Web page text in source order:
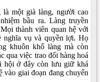
một già làng, người cao
bầu ra. Làng truyền
thành viên quan hệ với
nghĩa vụ và quyền lợi. Họ
khuôn khổ làng mà còn
qua việc trao đổi hàng hoá
hội ở đây còn lưu giữ khá
vào giai đoạn đang chuyển